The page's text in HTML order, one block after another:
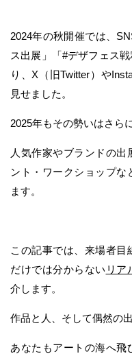
2024年の秋開催では、
ス出展」「#デザフェス
り、X（旧Twitter）や
見せました。
2025年もその勢いはさら
人気作家やブランドの出
ント・ワークショップな
ます。
この記事では、来場者目
だけでは分からない リア
介します。
作品と人、そして偶然の
あなたもアートの海へ飛